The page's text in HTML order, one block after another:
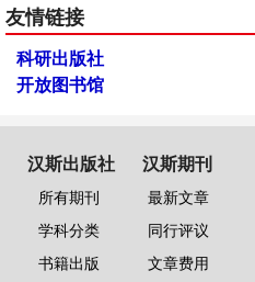
友情链接
科研出版社
开放图书馆
汉斯出版社
所有期刊
学科分类
书籍出版
汉斯期刊
最新文章
同行评议
文章费用